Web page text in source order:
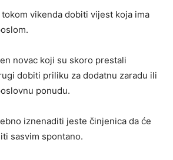
vikenda dobiti vijest koja ima
novac koji su skoro prestali
dobiti priliku za dodatnu zaradu ili
ponudu.
iznenaditi jeste činjenica da će
sasvim spontano.